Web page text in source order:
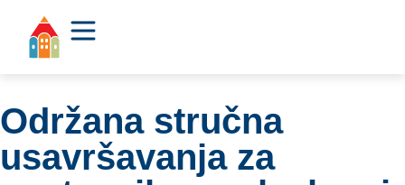
Održana stručna
usavršavanja za